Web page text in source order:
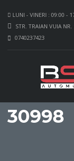
LUNI - VINERI : 09:00 -
STR. TRAIAN VUIA
0740237423
30998